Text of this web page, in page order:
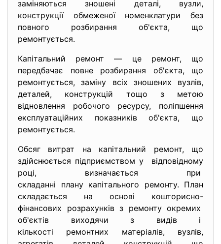
заміняються зношені деталі, вузли,
конструкції обмеженої номенклатури без
повного розбирання об'єкта, що
ремонтується.
Капітальний ремонт — це ремонт, що
передбачає повне розбирання об'єкта, що
ремонтується, заміну всіх зношених вузлів,
деталей, конструкцій тощо з метою
відновлення робочого ресурсу, поліпшення
експлуатаційних показників об'єкта, що
ремонтується.
Обсяг витрат на капітальний ремонт, що
здійснюється підприємством у відповідному
році, визначається при
складанні плану капітального ремонту. План
складається на основі кошторисно-
фінансових розрахунків з ремонту окремих
об'єктів виходячи з видів і
кількості ремонтних матеріалів, вузлів,